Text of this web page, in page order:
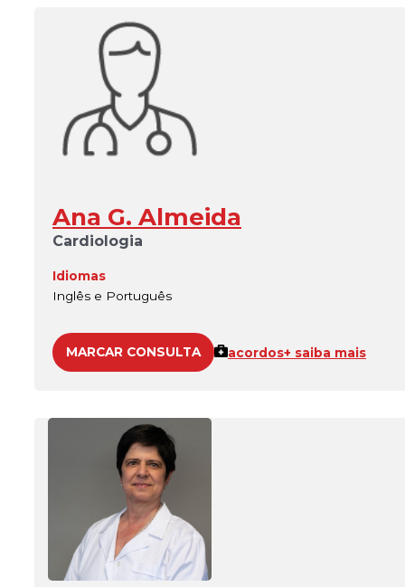
Ana G. Almeida
Cardiologia
Idiomas
Inglês e Português
MARCAR CONSULTA acordos+ saiba mais